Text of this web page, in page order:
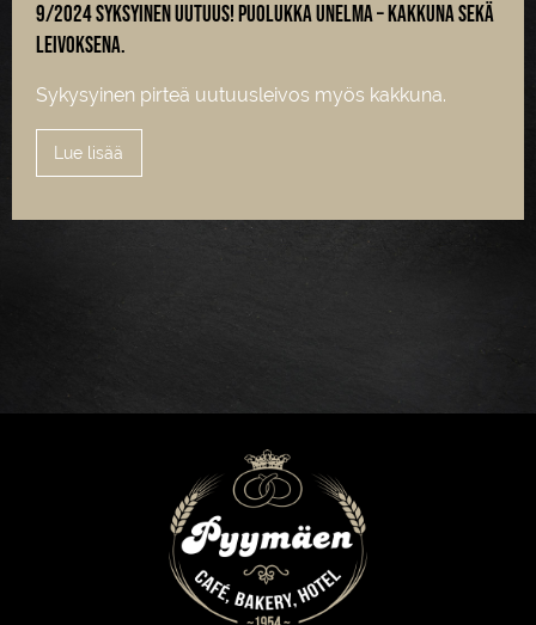
9/2024 Syksyinen uutuus! Puolukka unelma – kakkuna sekä
leivoksena.
Sykysyinen pirteä uutuusleivos myös kakkuna.
Lue lisää